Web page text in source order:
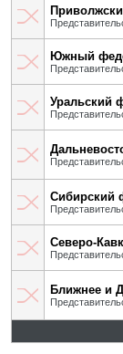
Южный
Уральский
Сибирский
Северо-
Ближнее и